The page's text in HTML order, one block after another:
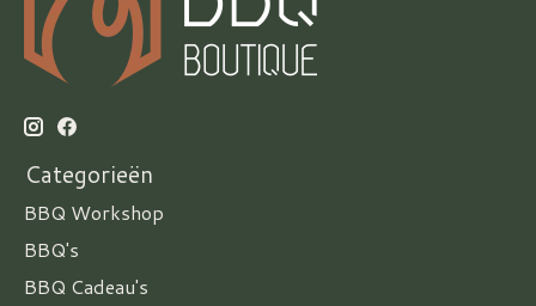
Categorieën
BBQ Workshop
BBQ's
BBQ Cadeau's